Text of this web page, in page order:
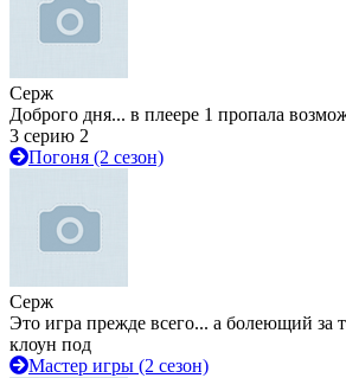
Серж
Доброго дня... в плеере 1 пропала
3 серию 2
Погоня (2 сезон)
Серж
Это игра прежде всего... а болеющий за
клоун под
Мастер игры (2 сезон)